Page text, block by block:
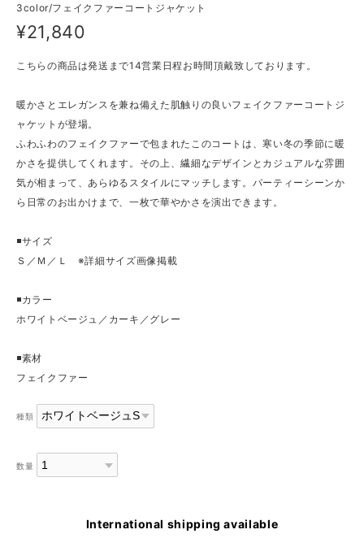
3color/フェイクファーコートジャケット
¥21,840
こちらの商品は発送まで14営業日程お時間頂戴致しております。
暖かさとエレガンスを兼ね備えた肌触りの良いフェイクファーコートジ
ャケットが登場。
ふわふわのフェイクファーで包まれたこのコートは、寒い冬の季節に暖
かさを提供してくれます。その上、繊細なデザインとカジュアルな雰囲
気が相まって、あらゆるスタイルにマッチします。パーティーシーンか
ら日常のお出かけまで、一枚で華やかさを演出できます。
◾️サイズ
Ｓ／Ｍ／Ｌ ※詳細サイズ画像掲載
◾️カラー
ホワイトベージュ／カーキ／グレー
◾️素材
フェイクファー
種類
数量
International shipping available